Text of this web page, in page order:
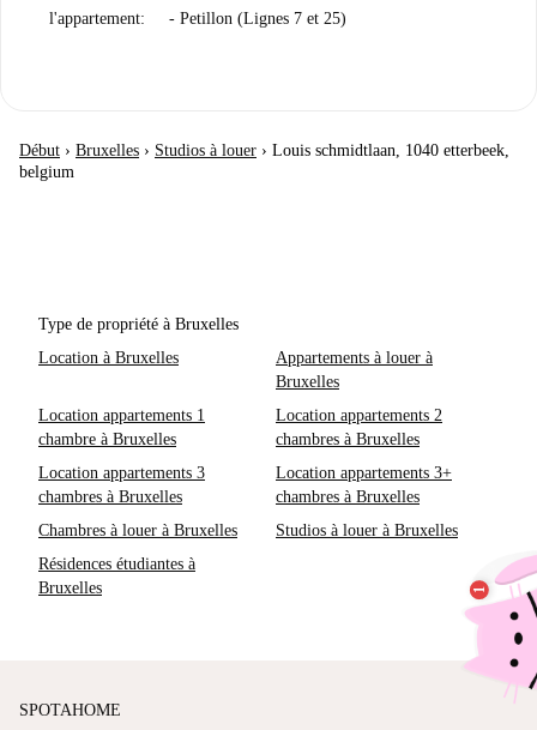
l'appartement: - Petillon (Lignes 7 et 25)
Début › Bruxelles › Studios à louer › Louis schmidtlaan, 1040 etterbeek,
belgium
Type de propriété à Bruxelles
Location à Bruxelles
Appartements à louer à
Bruxelles
Location appartements 1
chambre à Bruxelles
Location appartements 2
chambres à Bruxelles
Location appartements 3
chambres à Bruxelles
Location appartements 3+
chambres à Bruxelles
Chambres à louer à Bruxelles
Studios à louer à Bruxelles
Résidences étudiantes à
Bruxelles
SPOTAHOME